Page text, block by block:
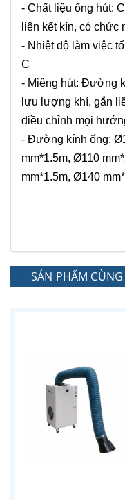
- Chất liệu ống hút:
liên kết kín, có chức
- Nhiệt độ làm việc
C
- Miệng hút: Đường
lưu lượng khí, gắn
điều chỉnh mọi
- Đường kính ống:
mm*1.5m, Ø110
mm*1.5m, Ø140
SẢN PHẨM CÙNG